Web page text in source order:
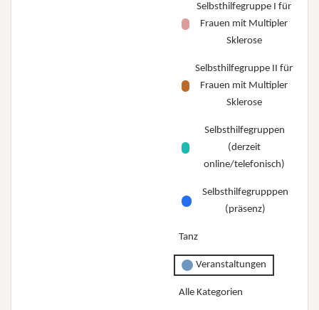
Selbsthilfegruppe I für
Frauen mit Multipler
Sklerose
Selbsthilfegruppe II für
Frauen mit Multipler
Sklerose
Selbsthilfegruppen
(derzeit
online/telefonisch)
Selbsthilfegrupppen
(präsenz)
Tanz
Veranstaltungen
Alle Kategorien